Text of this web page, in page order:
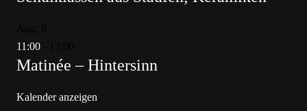
11:00
Matinée – Hintersinn
Kalender anzeigen